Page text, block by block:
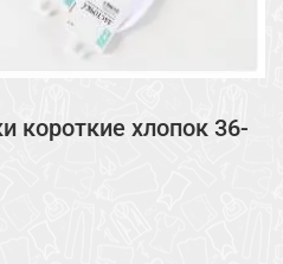
короткие хлопок 36-